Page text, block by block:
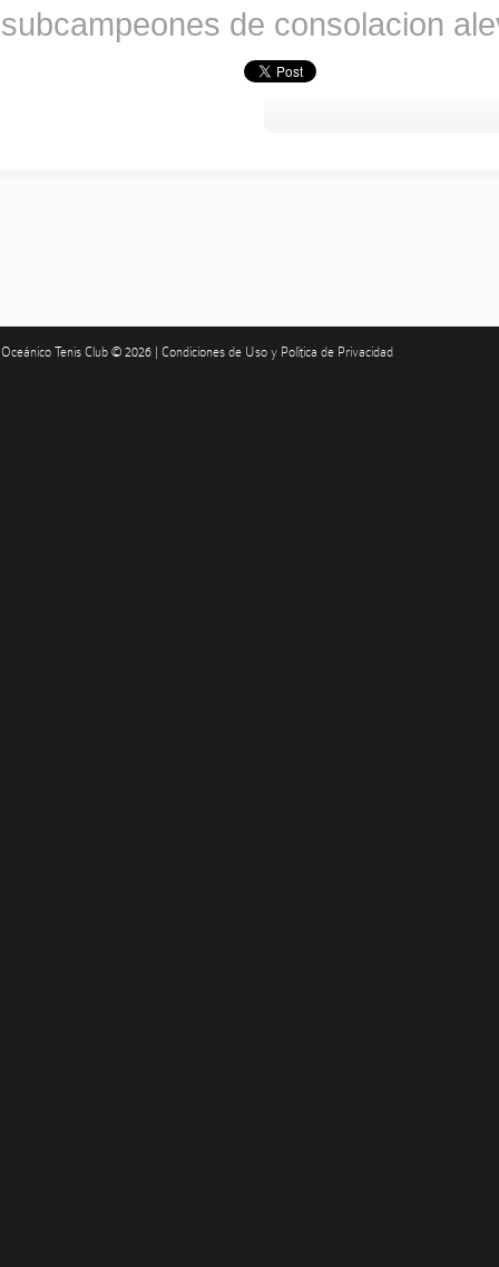
subcampeones de consolacion
Oceánico Tenis Club © 2026 | Condiciones de Uso y Política de Privacidad